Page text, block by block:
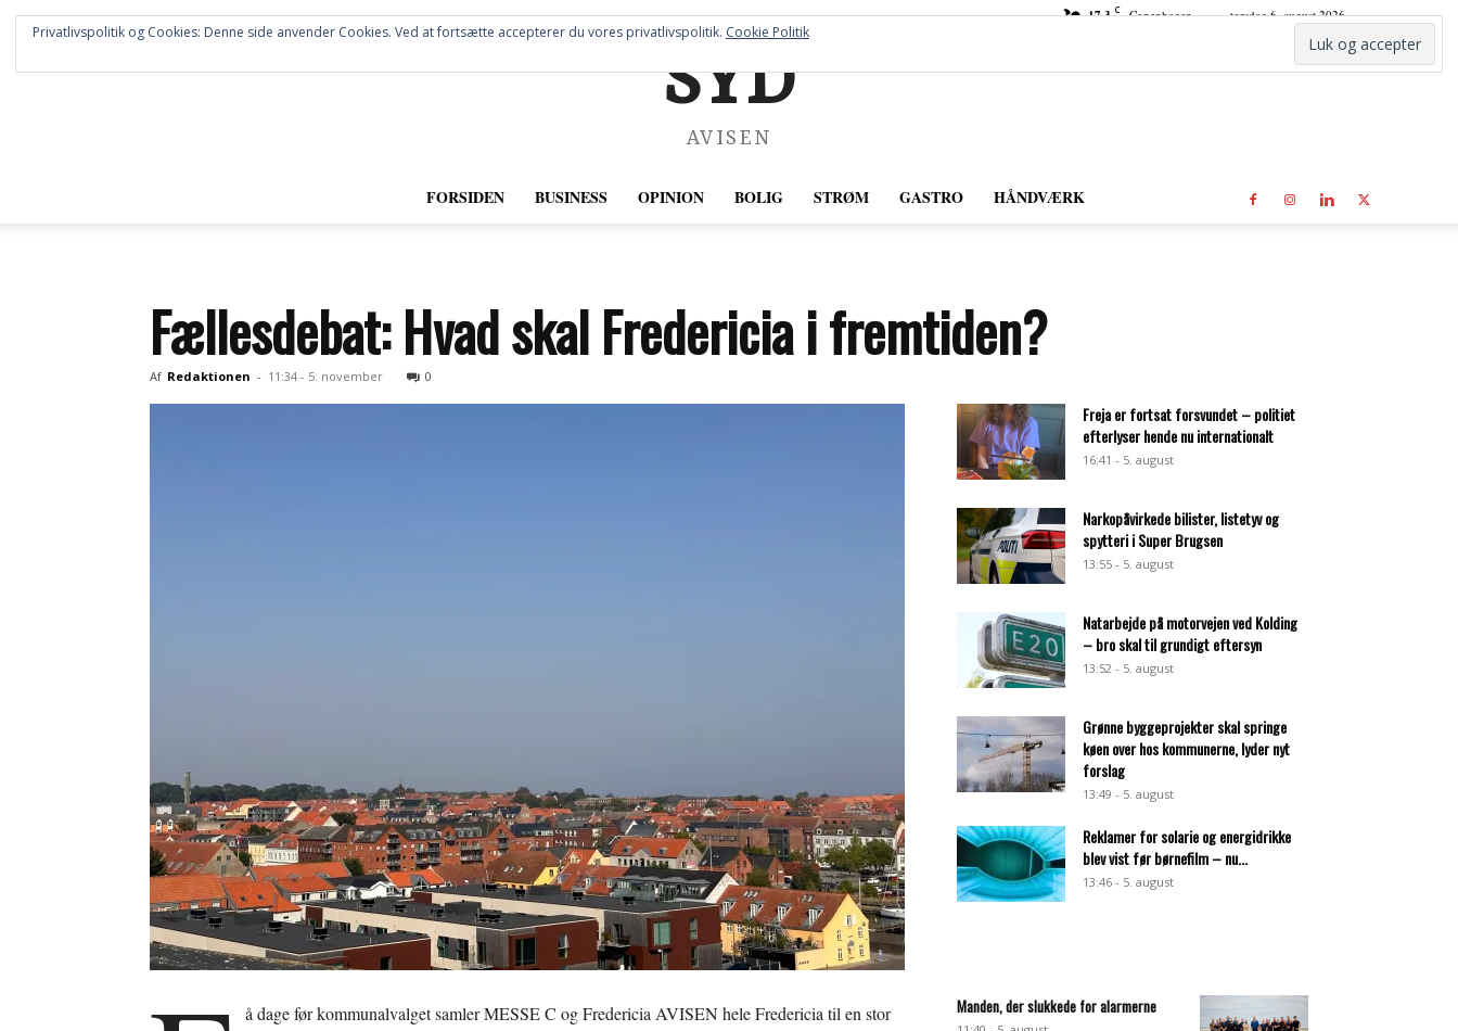
17.3 C Copenhagen torsdag 6. august 2026
SYD
AVISEN
FORSIDEN BUSINESS OPINION BOLIG STRØM GASTRO HÅNDVÆRK
Fællesdebat: Hvad skal Fredericia i fremtiden?
Af Redaktionen - 11:34 - 5. november 0
å dage før kommunalvalget samler MESSE C og Fredericia AVISEN hele Fredericia til en stor
Freja er fortsat forsvundet – politiet
efterlyser hende nu internationalt
16:41 - 5. august
Narkopåvirkede bilister, listetyv og
spytteri i Super Brugsen
13:55 - 5. august
Natarbejde på motorvejen ved Kolding
– bro skal til grundigt eftersyn
13:52 - 5. august
Grønne byggeprojekter skal springe
køen over hos kommunerne, lyder nyt
forslag
13:49 - 5. august
Reklamer for solarie og energidrikke
blev vist før børnefilm – nu...
13:46 - 5. august
Manden, der slukkede for alarmerne
Privatlivspolitik og Cookies: Denne side anvender Cookies. Ved at fortsætte accepterer du vores privatlivspolitik. Cookie Politik